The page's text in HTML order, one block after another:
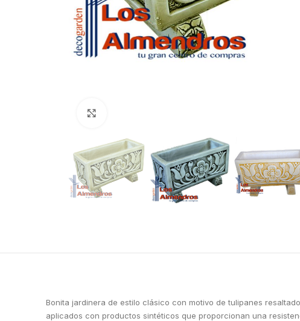
Bonita jardinera de estilo clásico con motivo de tulipanes
aplicados con productos sintéticos que proporcionan una